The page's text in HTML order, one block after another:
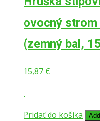
ovocný strom
(zemný bal,
15,87 €
Pridať do košíka